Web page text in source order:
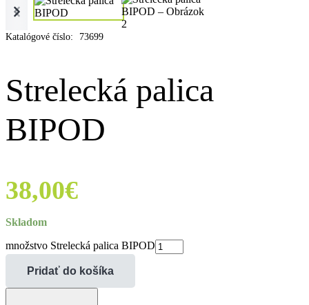
Katalógové číslo: 73699
Strelecká palica
BIPOD
38,00€
Skladom
množstvo Strelecká palica BIPOD
Pridať do košíka